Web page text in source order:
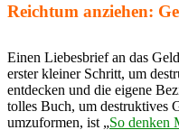
Reichtum anziehen:
Einen Liebesbrief an das
erster kleiner Schritt, um
entdecken und die eigene
tolles Buch, um destruktives
umzuformen, ist „So denken